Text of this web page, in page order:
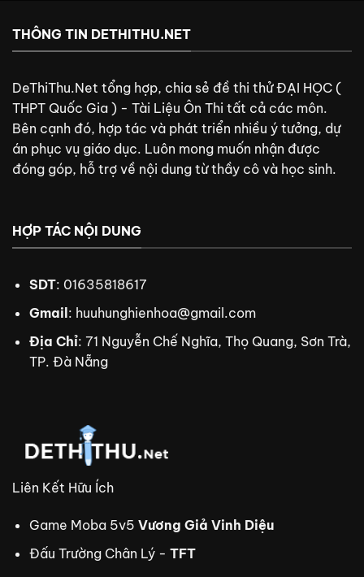
THÔNG TIN DETHITHU.NET
DeThiThu.Net tổng hợp, chia sẻ đề thi thử ĐẠI HỌC (
THPT Quốc Gia ) - Tài Liệu Ôn Thi tất cả các môn.
Bên cạnh đó, hợp tác và phát triển nhiều ý tưởng, dự
án phục vụ giáo dục. Luôn mong muốn nhận được
đóng góp, hỗ trợ về nội dung từ thầy cô và học sinh.
HỢP TÁC NỘI DUNG
SDT: 01635818617
Gmail : huuhunghienhoa@gmail.com
Địa Chỉ: 71 Nguyễn Chế Nghĩa, Thọ Quang, Sơn Trà,
TP. Đà Nẵng
Liên Kết Hữu Ích
Game Moba 5v5 Vương Giả Vinh Diệu
Đấu Trường Chân Lý - TFT